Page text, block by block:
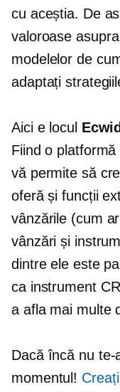
cu aceștia. De
valoroase
modelelor de
adaptați
Aici e locul
Fiind o
vă permite să
oferă și funcții
vânzările (cum
vânzări și
dintre ele este
ca instrument
a afla mai multe
Dacă încă nu
momentul!